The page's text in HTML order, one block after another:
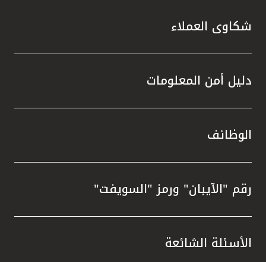
شكاوى العملاء
دليل أمن المعلومات
الوظائف
رقم "الآيبان" ورمز "السويفت"
الأسئلة الشائعة